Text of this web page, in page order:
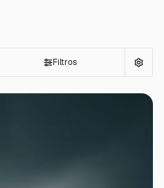
Filtros